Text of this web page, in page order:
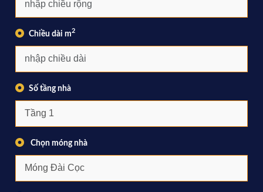
Chiều dài m2
Số tầng nhà
Chọn móng nhà